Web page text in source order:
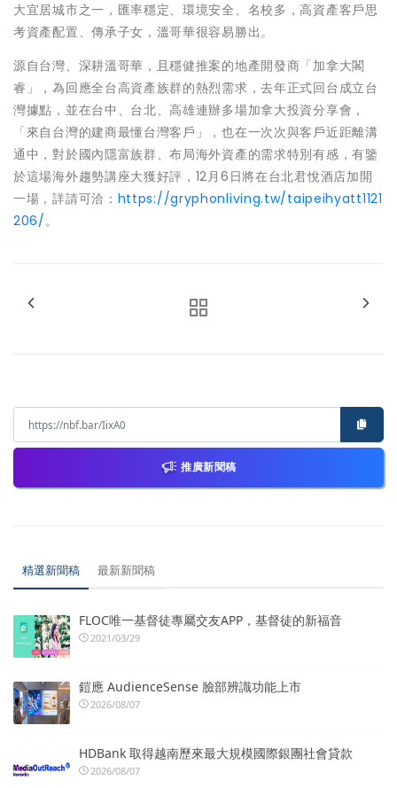
大宜居城市之一，匯率穩定、環境安全、名校多，高資產客戶思
考資產配置、傳承子女，溫哥華很容易勝出。
源自台灣、深耕溫哥華，且穩健推案的地產開發商「加拿大閣
睿」，為回應全台高資產族群的熱烈需求，去年正式回台成立台
灣據點，並在台中、台北、高雄連辦多場加拿大投資分享會，
「來自台灣的建商最懂台灣客戶」，也在一次次與客戶近距離溝
通中，對於國內隱富族群、布局海外資產的需求特別有感，有鑒
於這場海外趨勢講座大獲好評，12月6日將在台北君悅酒店加開
一場，詳請可洽： https://gryphonliving.tw/taipeihyatt1121
206/。
推廣新聞稿
精選新聞稿 最新新聞稿
FLOC唯一基督徒專屬交友APP，基督徒的新福音
2021/03/29
鎧應 AudienceSense 臉部辨識功能上市
2026/08/07
HDBank 取得越南歷來最大規模國際銀團社會貸款
2026/08/07